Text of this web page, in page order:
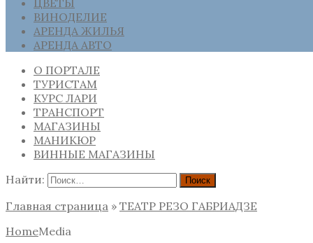
ВИНОДЕЛИЕ
АРЕНДА ЖИЛЬЯ
АРЕНДА АВТО
О ПОРТАЛЕ
ТУРИСТАМ
КУРС ЛАРИ
ТРАНСПОРТ
МАГАЗИНЫ
МАНИКЮР
ВИННЫЕ МАГАЗИНЫ
Найти:
Главная страница » ТЕАТР РЕЗО ГАБРИАДЗЕ
HomeMedia